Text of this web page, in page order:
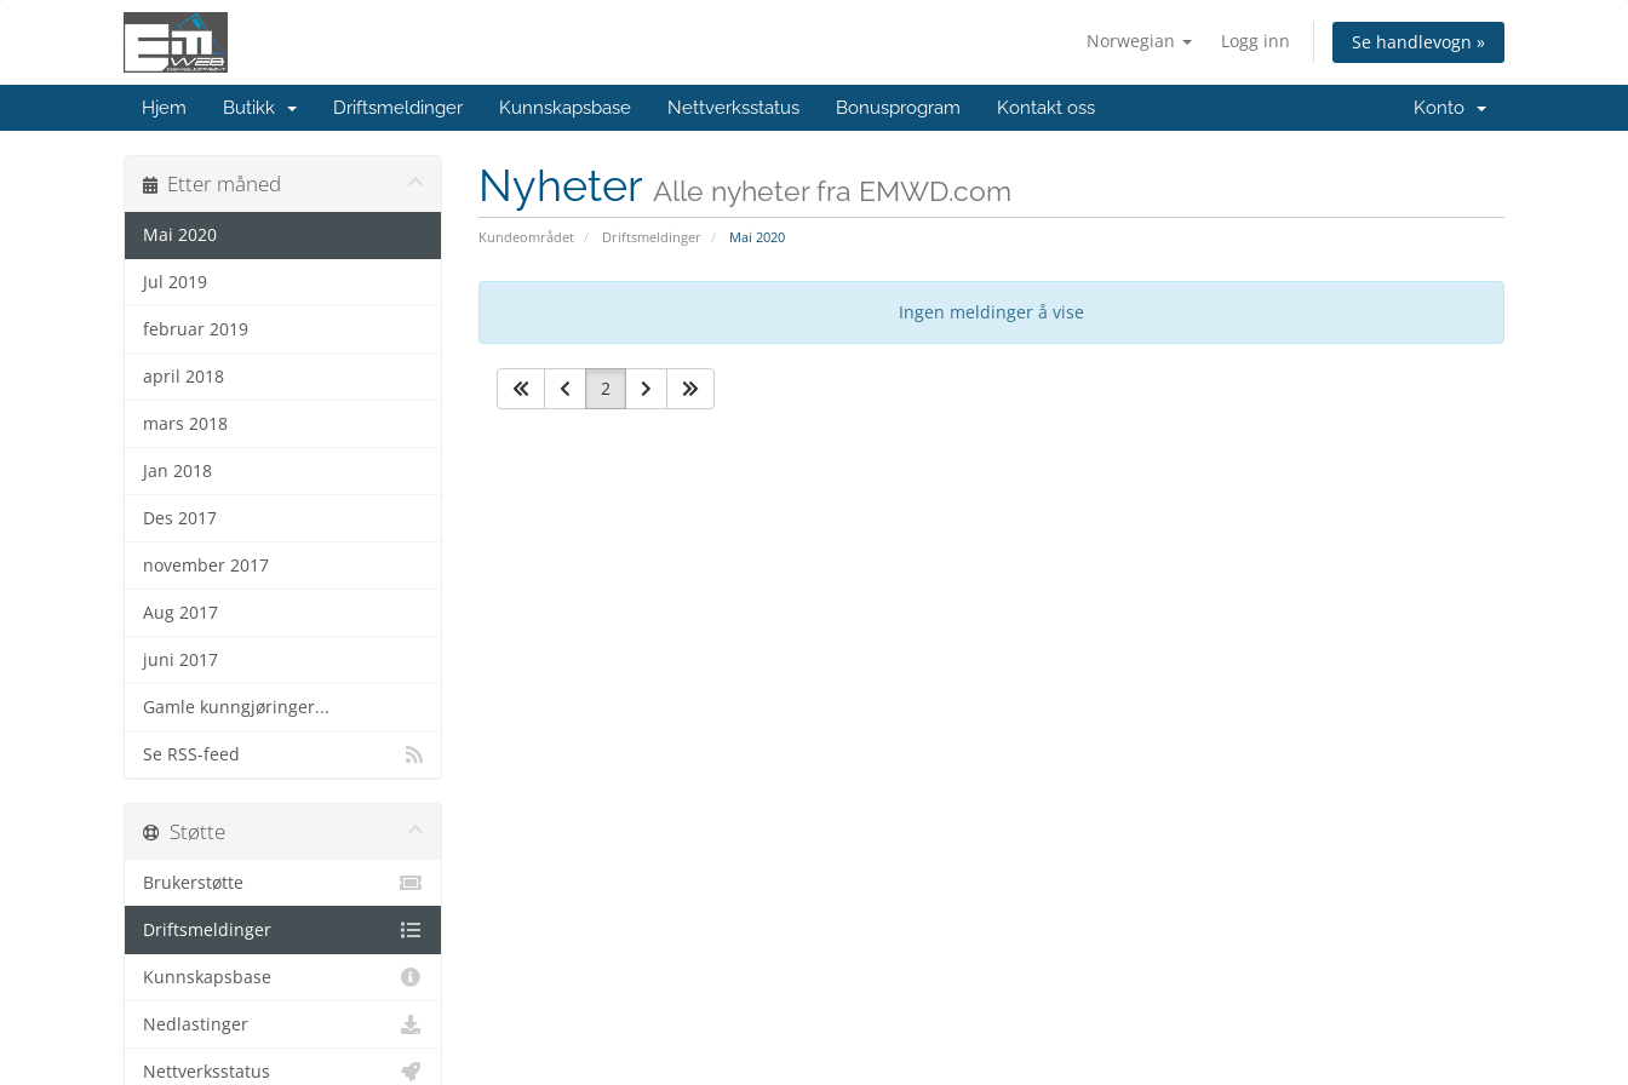
Norwegian Logg inn Se handlevogn »
Hjem Butikk Driftsmeldinger Kunnskapsbase Nettverksstatus Bonusprogram Kontakt oss Konto
Nyheter Alle nyheter fra EMWD.com
Kundeområdet Driftsmeldinger Mai 2020
Etter måned
Mai 2020
Jul 2019
februar 2019
april 2018
mars 2018
Jan 2018
Des 2017
november 2017
Aug 2017
juni 2017
Gamle kunngjøringer...
Se RSS-feed
Ingen meldinger å vise
2
Støtte
Brukerstøtte
Driftsmeldinger
Kunnskapsbase
Nedlastinger
Nettverksstatus